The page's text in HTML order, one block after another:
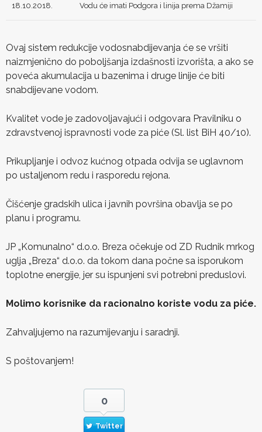
18.10.2018. Vodu će imati Podgora i linija prema Džamiji
Ovaj sistem redukcije vodosnabdijevanja će se vršiti
naizmjenično do poboljšanja izdašnosti izvorišta, a ako se
poveća akumulacija u bazenima i druge linije će biti
snabdijevane vodom.
Kvalitet vode je zadovoljavajući i odgovara Pravilniku o
zdravstvenoj ispravnosti vode za piće (Sl. list BiH 40/10).
Prikupljanje i odvoz kućnog otpada odvija se uglavnom
po ustaljenom redu i rasporedu rejona.
Čišćenje gradskih ulica i javnih površina obavlja se po
planu i programu.
JP „Komunalno“ d.o.o. Breza očekuje od ZD Rudnik mrkog
uglja „Breza“ d.o.o. da tokom dana počne sa isporukom
toplotne energije, jer su ispunjeni svi potrebni preduslovi.
Molimo korisnike da racionalno koriste vodu za piće.
Zahvaljujemo na razumijevanju i saradnji.
S poštovanjem!
0
Twitter